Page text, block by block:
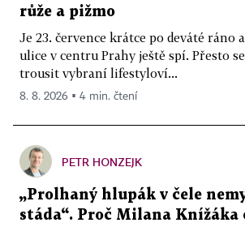
růže a pižmo
Je 23. července krátce po deváté ráno
ulice v centru Prahy ještě spí. Přesto
trousit vybraní lifestyloví...
8. 8. 2026 ▪ 4 min. čtení
PETR HONZEJK
„Prolhaný hlupák v čele
stáda“. Proč Milana Knížáka